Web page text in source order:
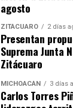
agosto
ZITÁCUARO 2 días
Presentan
Suprema Junta
Zitácuaro
MICHOACÁN 3 días
Carlos Torres